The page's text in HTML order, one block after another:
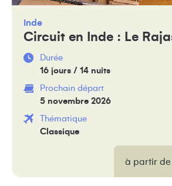
Inde
Circuit en Inde : Le
Durée
16 jours / 14 nuits
Prochain départ
5 novembre 2026
Thématique
Classique
à partir de